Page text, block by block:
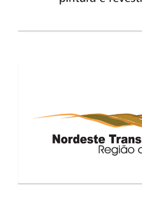
CORCEITO